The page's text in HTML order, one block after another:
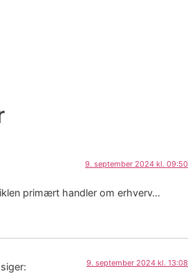
9. september 2024 kl. 09:50
primært handler om erhverv…
siger: 9. september 2024 kl. 13:08